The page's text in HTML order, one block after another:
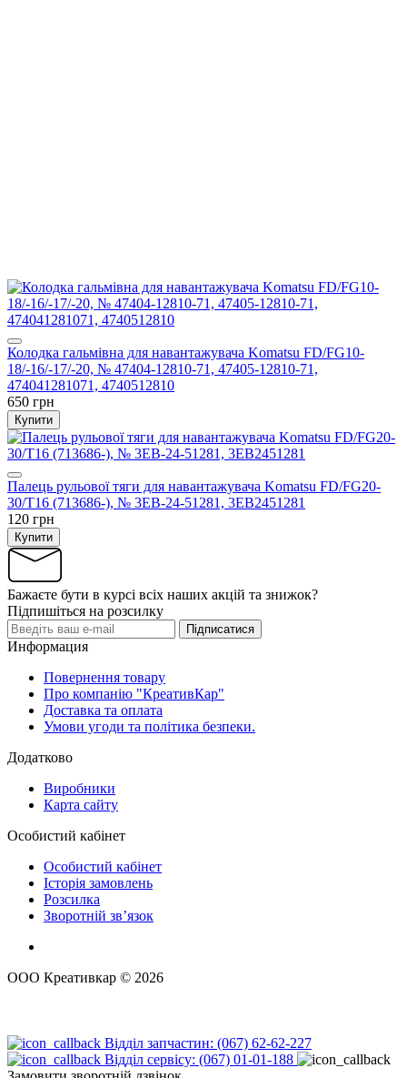
Колодка гальмівна для навантажувача Komatsu FD/FG10-
18/-16/-17/-20, № 47404-12810-71, 47405-12810-71,
474041281071, 4740512810
650 грн
Купити
Палець рульової тяги для навантажувача Komatsu FD/FG20-
30/T16 (713686-), № 3EB-24-51281, 3EB2451281
120 грн
Купити
Бажаєте бути в курсі всіх наших акцій та знижок?
Підпишіться на розсилку
Підписатися
Информация
Повернення товару
Про компанію "КреативКар"
Доставка та оплата
Умови угоди та політика безпеки.
Додатково
Виробники
Карта сайту
Особистий кабінет
Особистий кабінет
Історія замовлень
Розсилка
Зворотній зв’язок
ООО Креативкар © 2026
Відділ запчастин: (067) 62-62-227
Відділ сервісу: (067) 01-01-188